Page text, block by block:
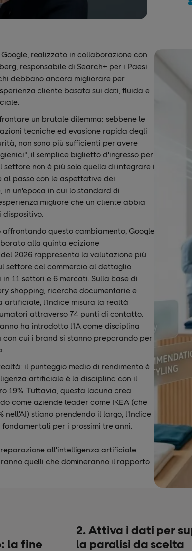
realizzato in collaborazione con
responsabile di Search+ per i Paesi
debbano ancora migliorare per
cliente basata sui dati, fluida e
un brutale dilemma: sebbene le
tecniche ed evasione rapida degli
non sono più sufficienti per avere
il semplice biglietto d'ingresso per
non è più solo quella di integrare i
al passo con le aspettative dei
in un'epoca in cui lo standard di
migliore che un cliente abbia
dispositivo.
questo cambiamento, Google
alla quinta edizione
2026 rappresenta la valutazione più
settore del commercio al dettaglio
11 settori e 6 mercati. Sulla base di
shopping, ricerche documentarie e
l'Indice misura la realtà
attraverso 74 punti di contatto.
ha introdotto l'IA come disciplina
cui i brand si stanno preparando per
il punteggio medio di rendimento è
artificiale è la disciplina con il
19%. Tuttavia, questa lacuna crea
come aziende leader come IKEA (che
nell'AI) stiano prendendo il largo, l'Indice
per i prossimi tre anni.
all'intelligenza artificiale
quelli che domineranno il rapporto
la fine
2. Attiva i dati per
la paralisi da scelta